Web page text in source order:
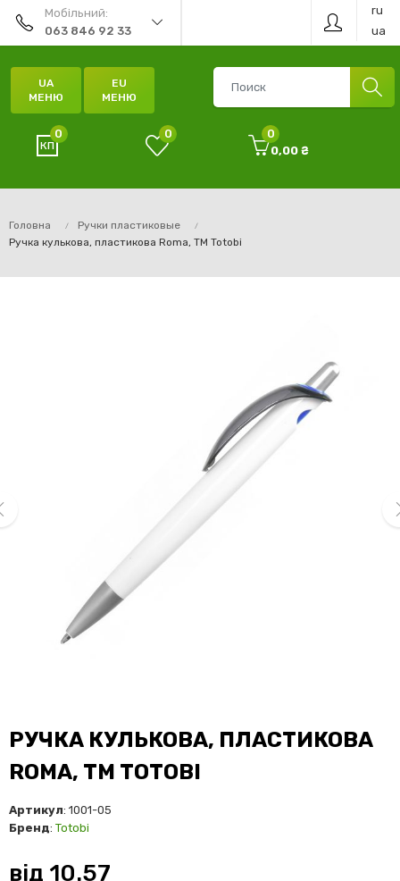
Мобільний:
063 846 92 33
ru
ua
UA
МЕНЮ
EU
МЕНЮ
0 0
0
0,00 ₴
Головна
Ручки пластиковые
Ручка кулькова, пластикова Roma, ТМ Totobi
РУЧКА КУЛЬКОВА, ПЛАСТИКОВА
ROMA, ТМ TOTOBI
Артикул: 1001-05
Бренд: Totobi
від 10.57